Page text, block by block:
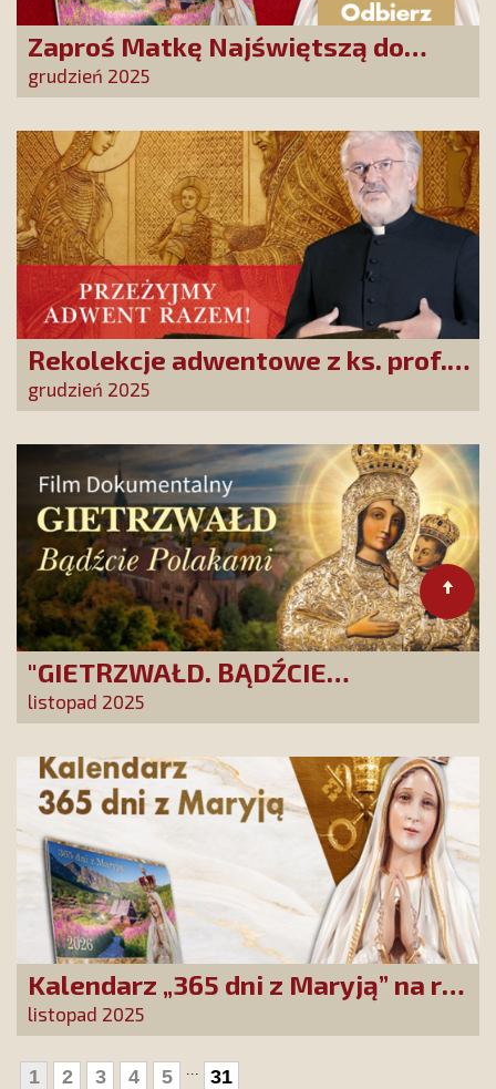
Zaproś Matkę Najświętszą do
swojego domu! Odbierz kalendarz
„365 dni z Maryją”
grudzień 2025
Rekolekcje adwentowe z ks. prof.
Robertem Skrzypczakiem na
PCh24TV!
grudzień 2025
"GIETRZWAŁD. BĄDŹCIE
POLAKAMI". Wesprzyj produkcję
nowego filmu PCh24 TV
listopad 2025
Kalendarz „365 dni z Maryją” na rok
2026 już dostępny! Nowa edycja
zawiera wyjątkowy temat
przewodni
listopad 2025
1 2 3 4 5 ... 31